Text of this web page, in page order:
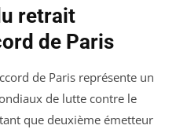
retrait
de Paris
de Paris représente un
de lutte contre le
que deuxième émetteur